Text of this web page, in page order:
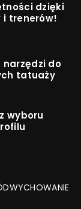
dzięki
i trenerów!
do
tatuaży
wyboru
WYCHOWANIE